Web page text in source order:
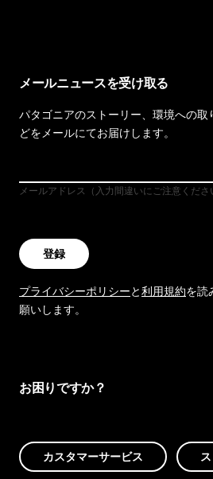
メールニュースを受け取る
パタゴニアのストーリー、環境への
どをメールにてお届けします。
メールアドレス（入力間違いにご注意くださ
登録
プライバシーポリシーと利用規約を読
願いします。
お困りですか？
カスタマーサービス